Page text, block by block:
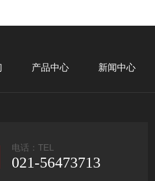
产品中心 新闻中心
电话：TEL
021-56473713